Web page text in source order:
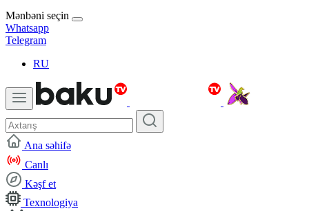
Mənbəni seçin
Whatsapp
Telegram
RU
Ana səhifə
Canlı
Kəşf et
Texnologiya